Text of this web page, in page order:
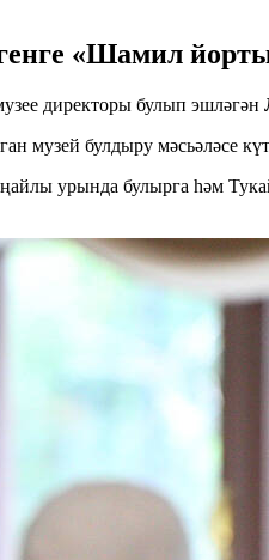
«Шамил
директоры булып эшләгән
музей булдыру мәсьәләсе
урында булырга һәм